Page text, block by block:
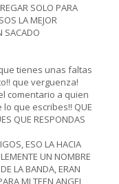
SOLO PARA
LA MEJOR
SACADO
tienes unas faltas
que verguenza!
comentario a quien
que escribes!! QUE
QUE RESPONDAS
ESO LA HACIA
UN NOMBRE
LA BANDA, ERAN
MI TEEN ANGEL